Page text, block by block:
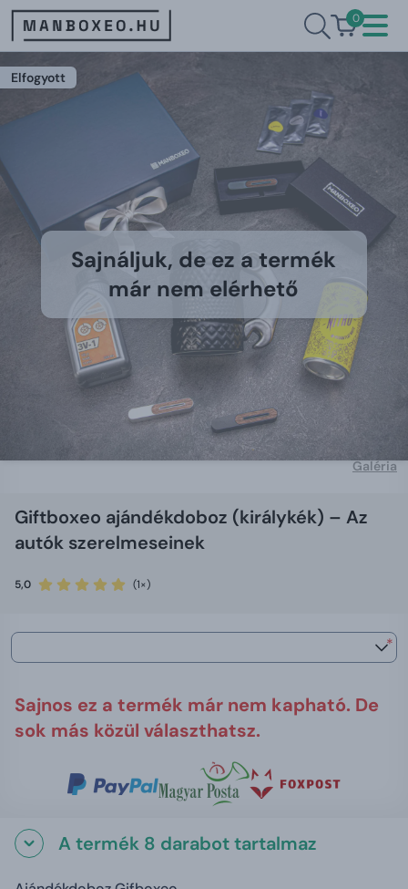
0
Elfogyott
Sajnáljuk, de ez a termék
már nem elérhető
Galéria
Giftboxeo ajándékdoboz (királykék) – Az
autók szerelmeseinek
5,0 (1×)
*
Sajnos ez a termék már nem kapható. De
sok más közül választhatsz.
A termék 8 darabot tartalmaz